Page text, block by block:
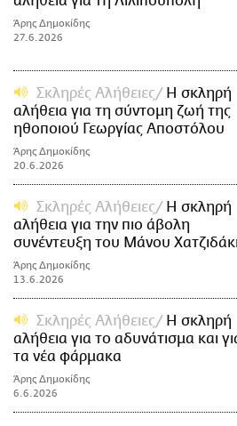
Άρης Δημοκίδης
27.6.2026
Σκληρές Αλήθειες
Η σκληρή
αλήθεια για τη σύντομη ζωή της
ηθοποιού Γεωργίας Αποστόλου
Άρης Δημοκίδης
20.6.2026
Σκληρές Αλήθειες
Η σκληρή
αλήθεια για την πιο άβολη
συνέντευξη του Μάνου Χατζιδάκι
Άρης Δημοκίδης
13.6.2026
Σκληρές Αλήθειες
Η σκληρή
αλήθεια για το αδυνάτισμα και
τα νέα φάρμακα
Άρης Δημοκίδης
6.6.2026